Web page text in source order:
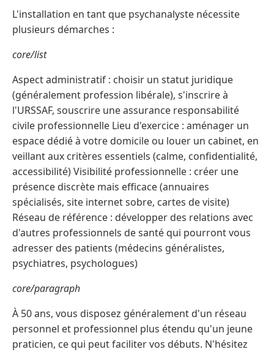
L'installation en tant que psychanalyste nécessite
plusieurs démarches :
core/list
Aspect administratif : choisir un statut juridique
(généralement profession libérale), s'inscrire à
l'URSSAF, souscrire une assurance responsabilité
civile professionnelle Lieu d'exercice : aménager un
espace dédié à votre domicile ou louer un cabinet, en
veillant aux critères essentiels (calme, confidentialité,
accessibilité) Visibilité professionnelle : créer une
présence discrète mais efficace (annuaires
spécialisés, site internet sobre, cartes de visite)
Réseau de référence : développer des relations avec
d'autres professionnels de santé qui pourront vous
adresser des patients (médecins généralistes,
psychiatres, psychologues)
core/paragraph
À 50 ans, vous disposez généralement d'un réseau
personnel et professionnel plus étendu qu'un jeune
praticien, ce qui peut faciliter vos débuts. N'hésitez